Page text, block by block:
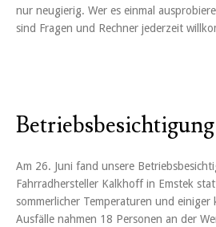
nur neugierig. Wer es einmal
sind Fragen und Rechner jederzeit
Am 26. Juni fand unsere
Fahrradhersteller Kalkhoff in Emstek
sommerlicher Temperaturen und
Ausfälle nahmen 18 Personen an der